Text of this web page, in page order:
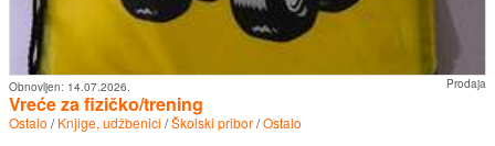
Prodaja
Obnovljen: 14.07.2026.
Vreće za fizičko/trening
Ostalo /Knjige, udžbenici /Školski pribor/Ostalo